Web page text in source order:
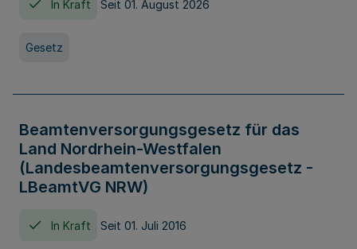
In Kraft Seit 01. August 2026
Gesetz
Beamtenversorgungsgesetz für das
Land Nordrhein-Westfalen
(Landesbeamtenversorgungsgesetz -
LBeamtVG NRW)
In Kraft Seit 01. Juli 2016